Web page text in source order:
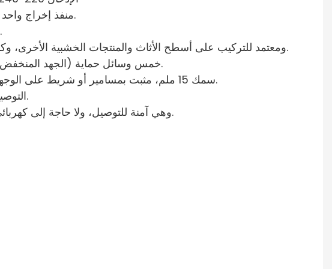
منفذ إخراج واحد يتحمل تيارًا ثقيلًا بحد أقصى 10 أمبير، وهو آمن للغاية.
UL، CB، CE، CCC معتمدة للبيع في السوق العالمية.
مقاوم للحريق، حاصل على شهادة MM، ومعتمد للتركيب على أسطح الأثاث والمنتجات الخشبية الأخرى، وكذلك الأجهزة.
خمس وسائل حماية (الجهد المنخفض، ماس كهربائى، البرق، الحرارة الزائدة، التيار الزائد).
سمك 15 ملم، مثبت بمسامير أو شريط على الوجهين، سهل التركيب وسهل الإخفاء في الأماكن الضيقة.
التوصيل والتشغيل، من السهل تغيير وحدة التحكم والأضواء.
يتم استيراد الكهرباء المدنية عبر محطة تكييف T5، وهي آمنة للتوصيل، ولا حاجة إلى كهربائي.